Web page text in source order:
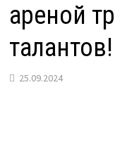
ареной
талантов!
25.09.2024